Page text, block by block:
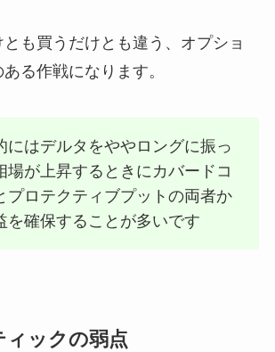
も買うだけとも違う、オプショ
る作戦になります。
にはデルタをややロングに振っ
場が上昇するときにカバードコ
プロテクティブプットの両者か
を確保することが多いです
ックの弱点